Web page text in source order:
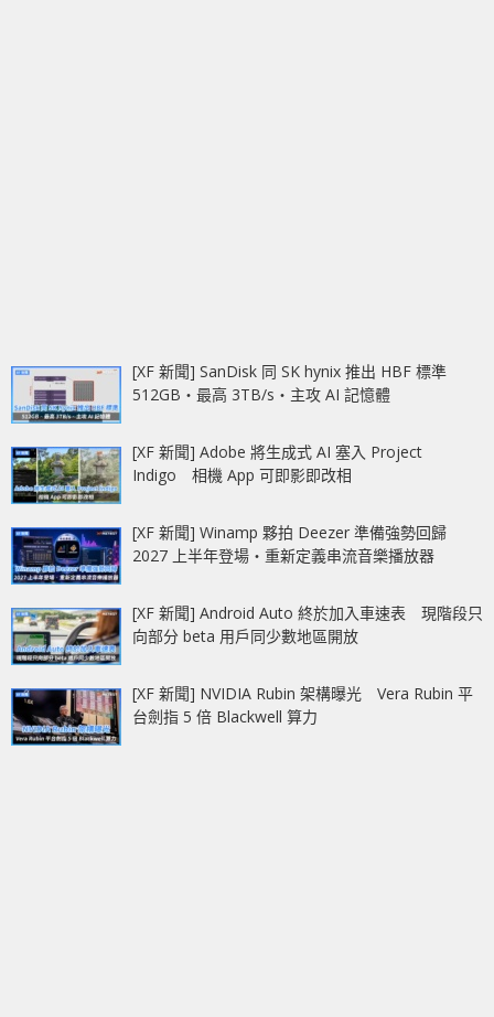
[XF 新聞] SanDisk 同 SK hynix 推出 HBF 標準
512GB‧最高 3TB/s‧主攻 AI 記憶體
[XF 新聞] Adobe 將生成式 AI 塞入 Project
Indigo 相機 App 可即影即改相
[XF 新聞] Winamp 夥拍 Deezer 準備強勢回歸
2027 上半年登場‧重新定義串流音樂播放器
[XF 新聞] Android Auto 終於加入車速表 現階段只
向部分 beta 用戶同少數地區開放
[XF 新聞] NVIDIA Rubin 架構曝光 Vera Rubin 平
台劍指 5 倍 Blackwell 算力